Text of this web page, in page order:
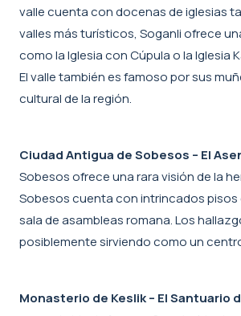
valle cuenta con docenas de iglesias
valles más turísticos, Soganli ofrece
como la Iglesia con Cúpula o la
El valle también es famoso por sus
cultural de la región.
Ciudad Antigua de Sobesos – El
Sobesos ofrece una rara visión de la
Sobesos cuenta con intrincados pisos
sala de asambleas romana. Los
posiblemente sirviendo como un
Monasterio de Keslik – El Santuario